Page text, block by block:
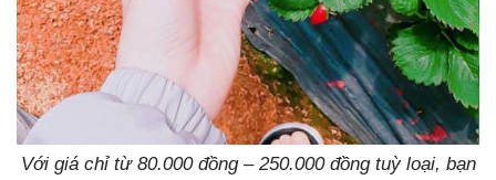
Với giá chỉ từ 80.000 đồng – 250.000 đồng tuỳ loại, bạn